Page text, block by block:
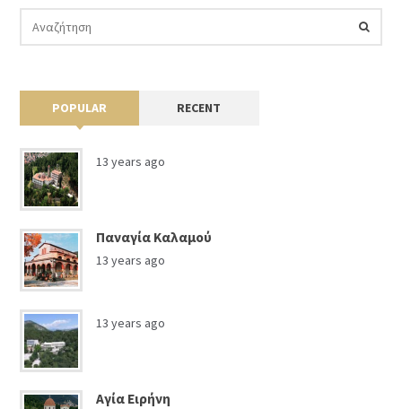
POPULAR RECENT
13 years ago
Παναγία Καλαμού
13 years ago
13 years ago
Αγία Ειρήνη